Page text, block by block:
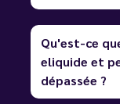
Qu'est-ce
eliquide et
dépassée ?